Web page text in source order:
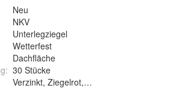
Neu
NKV
Unterlegziegel
Wetterfest
Dachfläche
: 30 Stücke